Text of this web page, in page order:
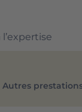
Autres